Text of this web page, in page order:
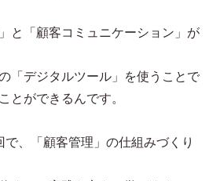
と「顧客コミュニケーション」が
「デジタルツール」を使うことで
とができるんです。
、「顧客管理」の仕組みづくり